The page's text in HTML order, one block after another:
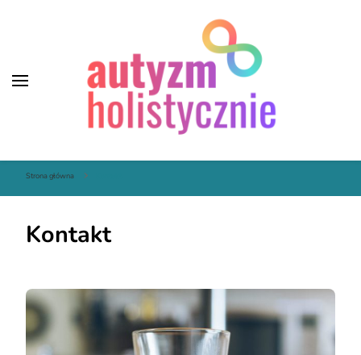
Autyzm Holistycznie
Strona główna
Kontakt